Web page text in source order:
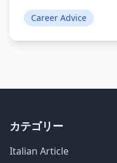
Career Advice
カテゴリー
Italian Article